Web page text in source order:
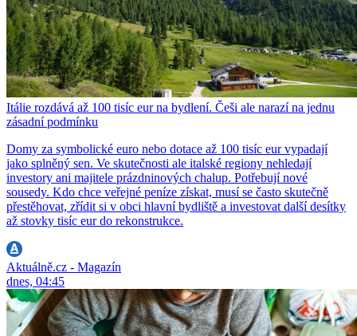
Itálie rozdává až 100 tisíc eur na bydlení. Češi ale narazí na jednu
zásadní podmínku
Domy za symbolické euro nebo dotace až 100 tisíc eur vypadají
jako splněný sen. Ve skutečnosti ale italské regiony nehledají
investory ani majitele prázdninových chalup. Potřebují nové
sousedy. Kdo chce veřejné peníze získat, musí se často skutečně
přestěhovat, zřídit si v obci hlavní bydliště a investovat další desítky
až stovky tisíc eur do rekonstrukce.
Aktuálně.cz - Magazín
dnes, 04:45